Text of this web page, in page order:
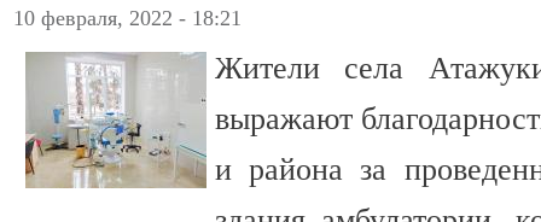
10 февраля, 2022 - 18:21
Жители села
выражают
и района за